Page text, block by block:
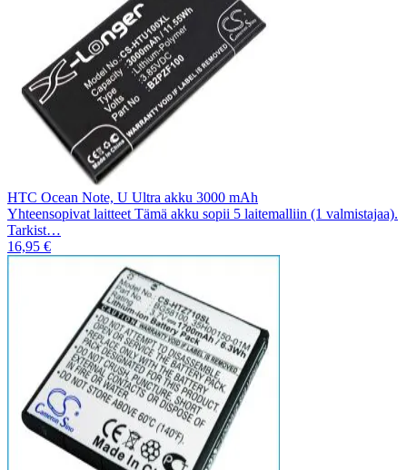
HTC Ocean Note, U Ultra akku 3000 mAh
Yhteensopivat laitteet Tämä akku sopii 5 laitemalliin (1 valmistajaa).
Tarkist…
16,95 €